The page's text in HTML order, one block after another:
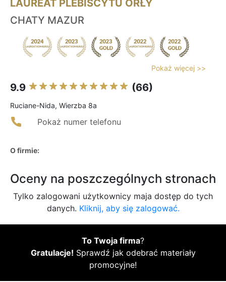
LAUREAT PLEBISCYTU ORŁY
CHATY MAZUR
Pokaż więcej >>
9.9 (66)
Ruciane-Nida, Wierzba 8a
Pokaż numer telefonu
O firmie:
Oceny na poszczególnych stronach
Tylko zalogowani użytkownicy maja dostęp do tych
danych. Kliknij, aby się zalogować.
To Twoja firma?
Gratulacje! Sprawdź jak odebrać materiały
promocyjne!